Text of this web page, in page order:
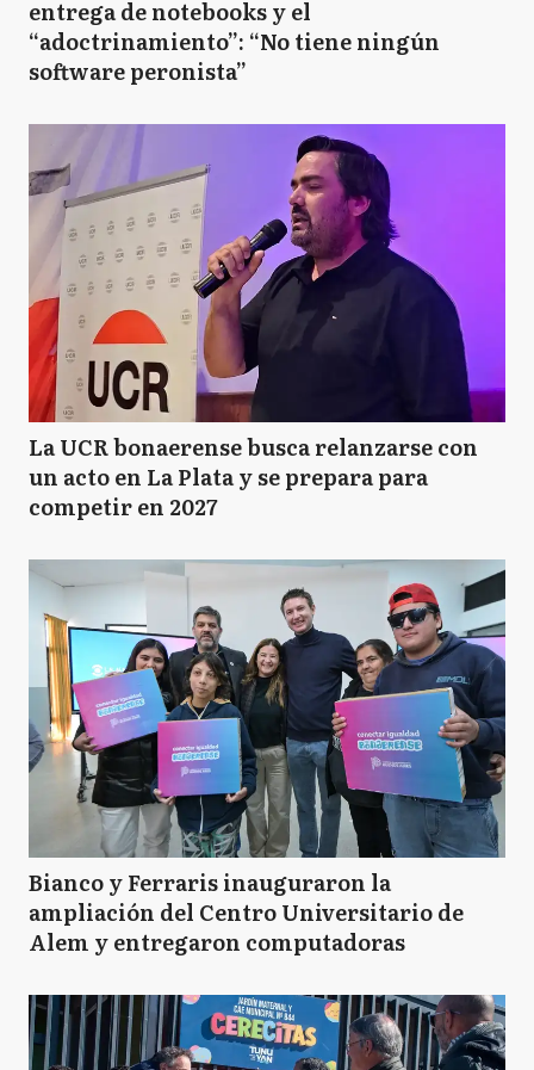
entrega de notebooks y el
“adoctrinamiento”: “No tiene ningún
software peronista”
La UCR bonaerense busca relanzarse con
un acto en La Plata y se prepara para
competir en 2027
Bianco y Ferraris inauguraron la
ampliación del Centro Universitario de
Alem y entregaron computadoras